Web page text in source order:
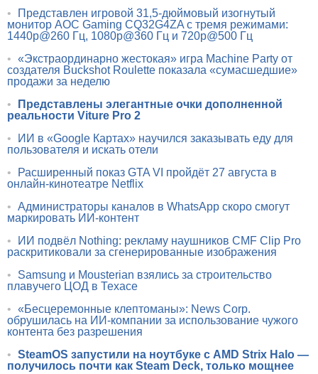
•
Представлен игровой 31,5-дюймовый изогнутый
монитор AOC Gaming CQ32G4ZA с тремя режимами:
1440p@260 Гц, 1080p@360 Гц и 720p@500 Гц
• «Экстраординарно жестокая» игра Machine Party от
создателя Buckshot Roulette показала «сумасшедшие»
продажи за неделю
•
Представлены элегантные очки дополненной
реальности Viture Pro 2
•
ИИ в «Google Картах» научился заказывать еду для
пользователя и искать отели
•
Расширенный показ GTA VI пройдёт 27 августа в
онлайн-кинотеатре Netflix
• Администраторы каналов в WhatsApp скоро смогут
маркировать ИИ-контент
•
ИИ подвёл Nothing: рекламу наушников CMF Clip Pro
раскритиковали за сгенерированные изображения
•
Samsung и Mousterian взялись за строительство
плавучего ЦОД в Техасе
• «Бесцеремонные клептоманы»: News Corp.
обрушилась на ИИ-компании за использование чужого
контента без разрешения
• SteamOS запустили на ноутбуке с AMD Strix Halo —
получилось почти как Steam Deck, только мощнее